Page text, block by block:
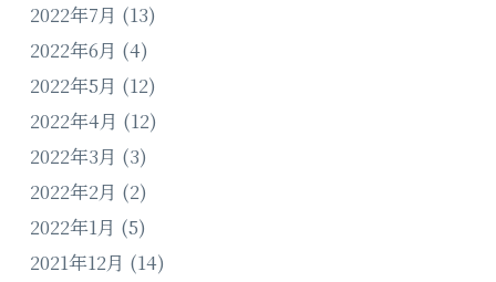
2022年7月 (13)
2022年6月 (4)
2022年5月 (12)
2022年4月 (12)
2022年3月 (3)
2022年2月 (2)
2022年1月 (5)
2021年12月 (14)